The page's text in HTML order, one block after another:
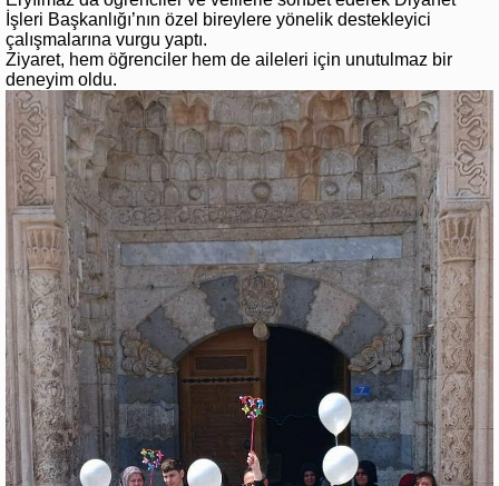
İşleri Başkanlığı’nın özel bireylere yönelik destekleyici
çalışmalarına vurgu yaptı.
Ziyaret, hem öğrenciler hem de aileleri için unutulmaz bir
deneyim oldu.